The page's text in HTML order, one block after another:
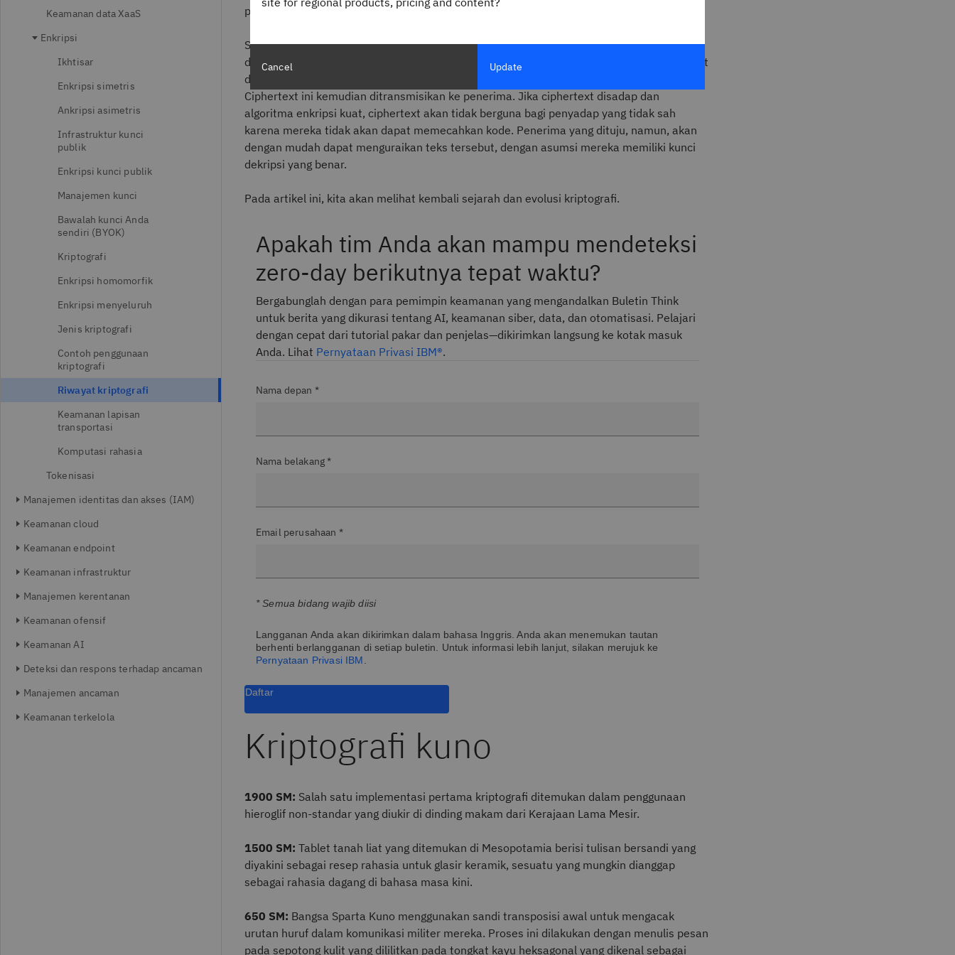
Keamanan data XaaS
Enkripsi
Ikhtisar
Enkripsi simetris
Ankripsi asimetris
Infrastruktur kunci
publik
Enkripsi kunci publik
Manajemen kunci
Bawalah kunci Anda
sendiri (BYOK)
Kriptografi
Enkripsi homomorfik
Enkripsi menyeluruh
Jenis kriptografi
Contoh penggunaan
kriptografi
Riwayat kriptografi
Keamanan lapisan
transportasi
Komputasi rahasia
Tokenisasi
Manajemen identitas dan akses (IAM)
Keamanan cloud
Keamanan endpoint
Keamanan infrastruktur
Manajemen kerentanan
Keamanan ofensif
Keamanan AI
Deteksi dan respons terhadap ancaman
Manajemen ancaman
Keamanan terkelola
penjahat siber, dan pengintai.
Sebagian besar sistem kriptografi dimulai dengan pesan yang tidak terenkripsi yang
dikenal sebagai plaintext, yang kemudian
dienkripsimenjadi sebuah kode yang tidak dapat
diuraikan yang dikenal sebagai ciphertext menggunakan satu kunci enkripsi atau lebih.
Ciphertext ini kemudian ditransmisikan ke penerima. Jika ciphertext disadap dan
algoritma enkripsi kuat, ciphertext akan tidak berguna bagi penyadap yang tidak sah
karena mereka tidak akan dapat memecahkan kode. Penerima yang dituju, namun, akan
dengan mudah dapat menguraikan teks tersebut, dengan asumsi mereka memiliki kunci
dekripsi yang benar.
Pada artikel ini, kita akan melihat kembali sejarah dan evolusi kriptografi.
Apakah tim Anda akan mampu mendeteksi
zero-day berikutnya tepat waktu?
Bergabunglah dengan para pemimpin keamanan yang mengandalkan Buletin Think
untuk berita yang dikurasi tentang AI, keamanan siber, data, dan otomatisasi. Pelajari
dengan cepat dari tutorial pakar dan penjelas—dikirimkan langsung ke kotak masuk
Anda. Lihat Pernyataan Privasi IBM®.
Nama depan *
Nama belakang *
Email perusahaan *
* Semua bidang wajib diisi
Langganan Anda akan dikirimkan dalam bahasa Inggris. Anda akan menemukan tautan
berhenti berlangganan di setiap buletin. Untuk informasi lebih lanjut, silakan merujuk ke
Pernyataan Privasi IBM
Daftar
Kriptografi kuno
1900 SM: Salah satu implementasi pertama kriptografi ditemukan dalam penggunaan
hieroglif non-standar yang diukir di dinding makam dari Kerajaan Lama Mesir.
1500 SM: Tablet tanah liat yang ditemukan di Mesopotamia berisi tulisan bersandi yang
diyakini sebagai resep rahasia untuk glasir keramik, sesuatu yang mungkin dianggap
sebagai rahasia dagang di bahasa masa kini.
650 SM: Bangsa Sparta Kuno menggunakan sandi transposisi awal untuk mengacak
urutan huruf dalam komunikasi militer mereka. Proses ini dilakukan dengan menulis pesan
pada sepotong kulit yang dililitkan pada tongkat kayu heksagonal yang dikenal sebagai
Cancel Update